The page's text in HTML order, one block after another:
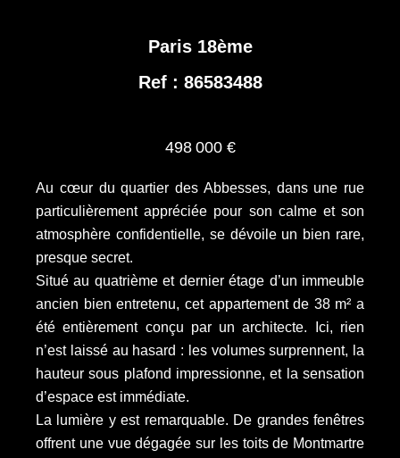
Paris 18ème
Ref : 86583488
498 000 €
Au cœur du quartier des Abbesses, dans une rue
particulièrement appréciée pour son calme et son
atmosphère confidentielle, se dévoile un bien rare,
presque secret.
Situé au quatrième et dernier étage d’un immeuble
ancien bien entretenu, cet appartement de 38 m² a
été entièrement conçu par un architecte. Ici, rien
n’est laissé au hasard : les volumes surprennent, la
hauteur sous plafond impressionne, et la sensation
d’espace est immédiate.
La lumière y est remarquable. De grandes fenêtres
offrent une vue dégagée sur les toits de Montmartre